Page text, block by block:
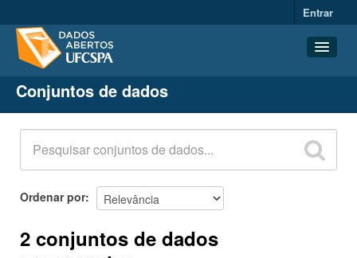
Entrar
Conjuntos de dados
Organizações
Grupos
Sobre
Conjuntos de dados
Ordenar por
2 conjuntos de dados